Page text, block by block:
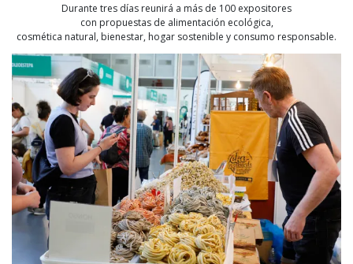
Durante tres días reunirá a más de 100 expositores
con propuestas de alimentación ecológica,
cosmética natural, bienestar, hogar sostenible y consumo responsable.